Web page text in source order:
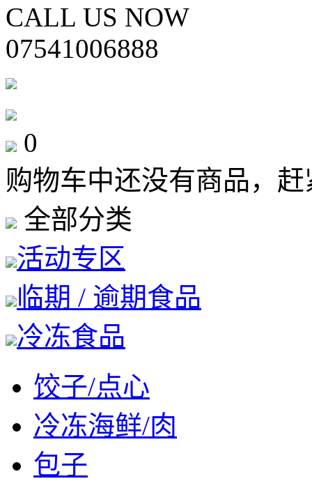
CALL US NOW
07541006888
0
购物车中还没有商品，
全部分类
活动专区
临期 / 逾期食品
冷冻食品
饺子/点心
冷冻海鲜/肉
包子